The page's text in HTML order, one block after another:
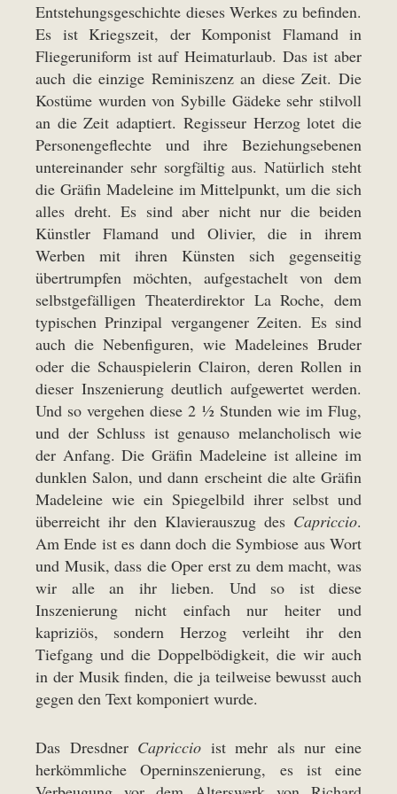
Entstehungsgeschichte dieses Werkes zu befinden.
Es ist Kriegszeit, der Komponist Flamand in
Fliegeruniform ist auf Heimaturlaub. Das ist aber
auch die einzige Reminiszenz an diese Zeit. Die
Kostüme wurden von Sybille Gädeke sehr stilvoll
an die Zeit adaptiert. Regisseur Herzog lotet die
Personengeflechte und ihre Beziehungsebenen
untereinander sehr sorgfältig aus. Natürlich steht
die Gräfin Madeleine im Mittelpunkt, um die sich
alles dreht. Es sind aber nicht nur die beiden
Künstler Flamand und Olivier, die in ihrem
Werben mit ihren Künsten sich gegenseitig
übertrumpfen möchten, aufgestachelt von dem
selbstgefälligen Theaterdirektor La Roche, dem
typischen Prinzipal vergangener Zeiten. Es sind
auch die Nebenfiguren, wie Madeleines Bruder
oder die Schauspielerin Clairon, deren Rollen in
dieser Inszenierung deutlich aufgewertet werden.
Und so vergehen diese 2 ½ Stunden wie im Flug,
und der Schluss ist genauso melancholisch wie
der Anfang. Die Gräfin Madeleine ist alleine im
dunklen Salon, und dann erscheint die alte Gräfin
Madeleine wie ein Spiegelbild ihrer selbst und
überreicht ihr den Klavierauszug des Capriccio.
Am Ende ist es dann doch die Symbiose aus Wort
und Musik, dass die Oper erst zu dem macht, was
wir alle an ihr lieben. Und so ist diese
Inszenierung nicht einfach nur heiter und
kapriziös, sondern Herzog verleiht ihr den
Tiefgang und die Doppelbödigkeit, die wir auch
in der Musik finden, die ja teilweise bewusst auch
gegen den Text komponiert wurde.
Das Dresdner Capriccio ist mehr als nur eine
herkömmliche Operninszenierung, es ist eine